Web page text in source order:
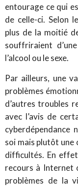
entourage ce qui
de celle-ci. Selon
plus de la moitié
souffriraient
l’alcool ou le sexe.
Par ailleurs, une
problèmes
d’autres troubles
avec l’avis de
cyberdépendance
soi mais plutôt une
difficultés. En
recours à Internet
problèmes de la